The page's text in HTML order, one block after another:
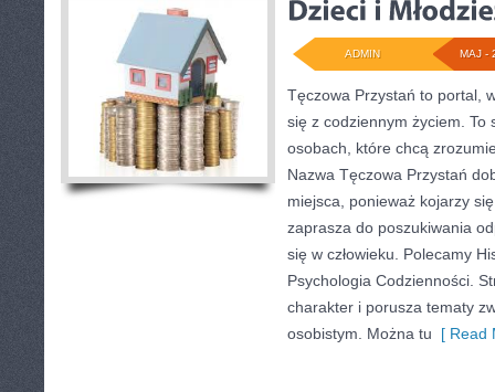
MAJ -
ADMIN
Tęczowa Przystań to portal,
się z codziennym życiem. To
osobach, które chcą
Nazwa Tęczowa Przystań
miejsca, ponieważ kojarzy
zaprasza do poszukiwania
się w człowieku. Polecamy
Psychologia Codzienności.
charakter i porusza tematy
osobistym. Można tu [ Read